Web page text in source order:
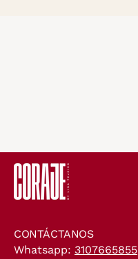
CONTÁCTANOS
Whatsapp: 3107665855